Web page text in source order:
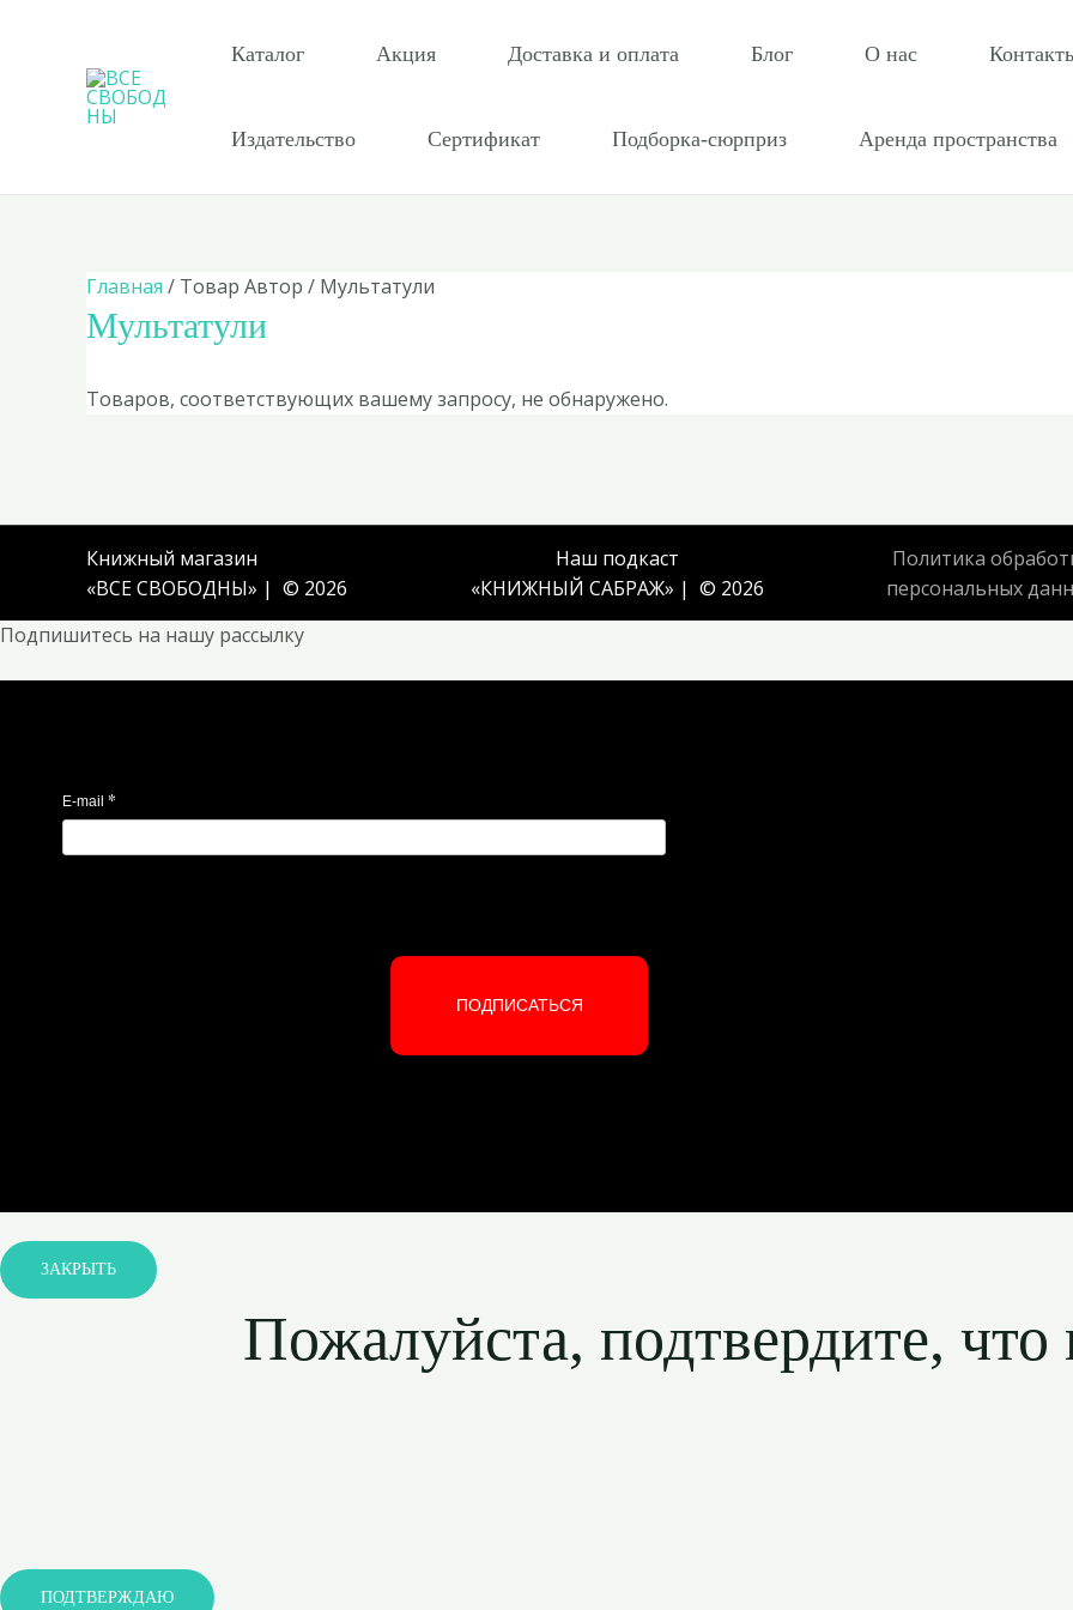
содержимому
Каталог Акция Доставка и оплата Блог О нас
Издательство Сертификат Подборка-сюрприз Аренда пространства
Главная / Товар Автор / Мультатули
Мультатули
Товаров, соответствующих вашему запросу, не обнаружено.
Книжный магазин
«ВСЕ СВОБОДНЫ» | © 2026
Наш подкаст
«КНИЖНЫЙ САБРАЖ» | © 2026
Политика
персональных
Подпишитесь на нашу рассылку
E-mail *
ПОДПИСАТЬСЯ
ЗАКРЫТЬ
Пожалуйста, подтвердите, что
ПОДТВЕРЖДАЮ